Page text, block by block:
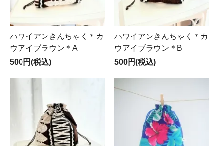
ハワイアンきんちゃく＊カ
ウアイブラウン＊A
500円(税込)
ハワイアンきんちゃく＊カ
ウアイブラウン＊B
500円(税込)